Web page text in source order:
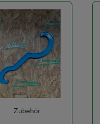
Zubehör